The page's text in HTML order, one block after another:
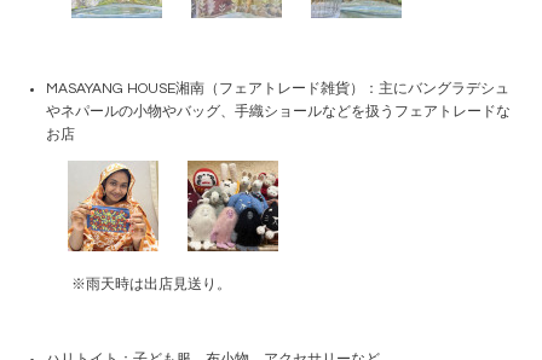
MASAYANG HOUSE湘南（フェアトレード雑貨）：主にバングラデシュ
やネパールの小物やバッグ、手織ショールなどを扱うフェアトレードな
お店
※雨天時は出店見送り。